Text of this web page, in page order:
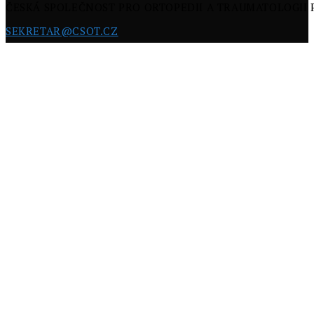
ČESKÁ SPOLEČNOST PRO ORTOPEDII A
SEKRETAR@CSOT.CZ